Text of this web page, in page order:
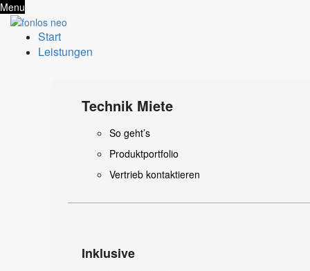
Menu
Start
Leistungen
Technik Miete
So geht’s
Produktportfolio
Vertrieb kontaktieren
Inklusive